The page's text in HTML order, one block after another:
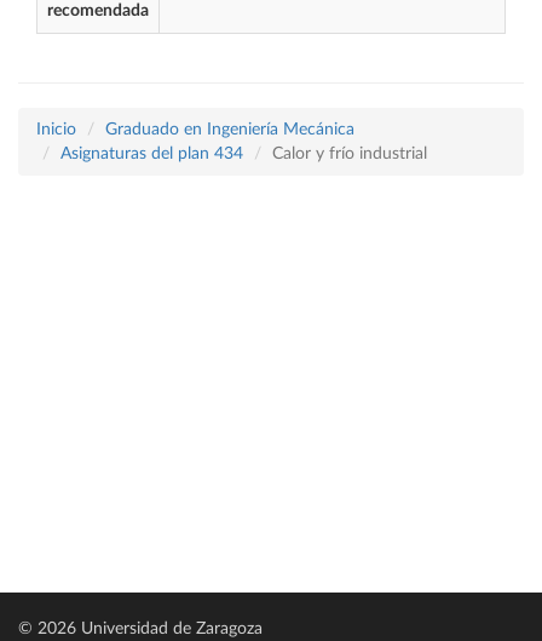
recomendada
Inicio
Graduado en Ingeniería Mecánica
Asignaturas del plan 434
Calor y frío industrial
© 2026 Universidad de Zaragoza